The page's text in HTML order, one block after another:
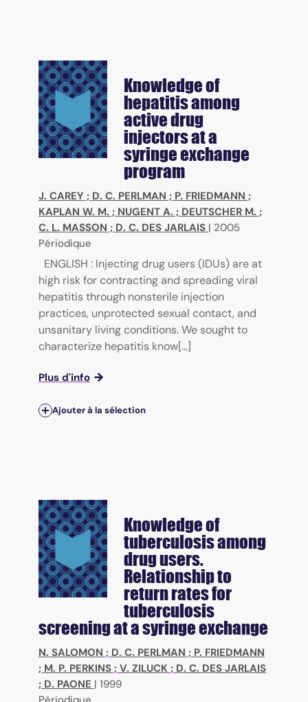
Knowledge of
hepatitis among
active drug
injectors at a
syringe exchange
program
J. CAREY ; D. C. PERLMAN ; P. FRIEDMANN ;
KAPLAN W. M. ; NUGENT A. ; DEUTSCHER M. ;
C. L. MASSON ; D. C. DES JARLAIS | 2005
Périodique
ENGLISH : Injecting drug users (IDUs) are at
high risk for contracting and spreading viral
hepatitis through nonsterile injection
practices, unprotected sexual contact, and
unsanitary living conditions. We sought to
characterize hepatitis know[...]
Plus d'info
Ajouter à la sélection
Knowledge of
tuberculosis among
drug users.
Relationship to
return rates for
tuberculosis
screening at a syringe exchange
N. SALOMON ; D. C. PERLMAN ; P. FRIEDMANN
; M. P. PERKINS ; V. ZILUCK ; D. C. DES JARLAIS
; D. PAONE | 1999